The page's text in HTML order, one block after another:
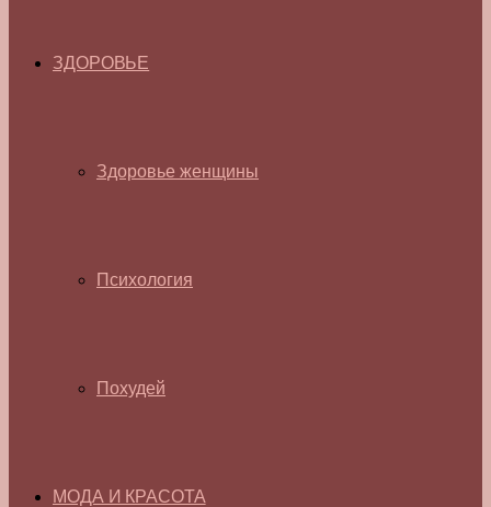
ЗДОРОВЬЕ
Здоровье женщины
Психология
Похудей
МОДА И КРАСОТА